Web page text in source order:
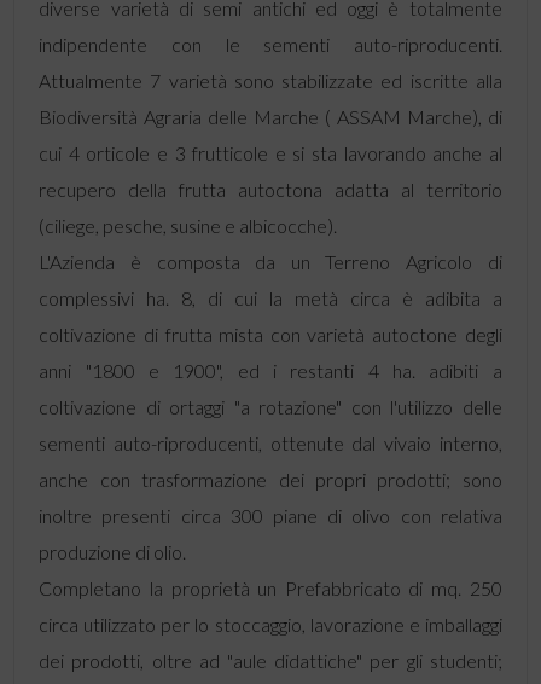
diverse varietà di semi antichi ed oggi è totalmente
indipendente con le sementi auto-riproducenti.
Attualmente 7 varietà sono stabilizzate ed iscritte alla
Biodiversità Agraria delle Marche ( ASSAM Marche), di
cui 4 orticole e 3 frutticole e si sta lavorando anche al
recupero della frutta autoctona adatta al territorio
(ciliege, pesche, susine e albicocche).
L'Azienda è composta da un Terreno Agricolo di
complessivi ha. 8, di cui la metà circa è adibita a
coltivazione di frutta mista con varietà autoctone degli
anni "1800 e 1900", ed i restanti 4 ha. adibiti a
coltivazione di ortaggi "a rotazione" con l'utilizzo delle
sementi auto-riproducenti, ottenute dal vivaio interno,
anche con trasformazione dei propri prodotti; sono
inoltre presenti circa 300 piane di olivo con relativa
produzione di olio.
Completano la proprietà un Prefabbricato di mq. 250
circa utilizzato per lo stoccaggio, lavorazione e imballaggi
dei prodotti, oltre ad "aule didattiche" per gli studenti;